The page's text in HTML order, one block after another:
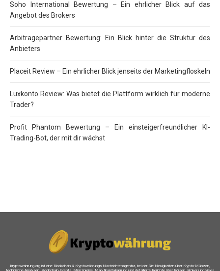
Soho International Bewertung – Ein ehrlicher Blick auf das
Angebot des Brokers
Arbitragepartner Bewertung: Ein Blick hinter die Struktur des
Anbieters
Placeit Review – Ein ehrlicher Blick jenseits der Marketingfloskeln
Luxkonto Review: Was bietet die Plattform wirklich für moderne
Trader?
Profit Phantom Bewertung – Ein einsteigerfreundlicher KI-
Trading-Bot, der mit dir wächst
Kryptowahrung.org ist eine Blockchain & Kryptowährungs Nachrichtenagentur, bei der Sie Neuigkeiten über Krypto-Münzen,